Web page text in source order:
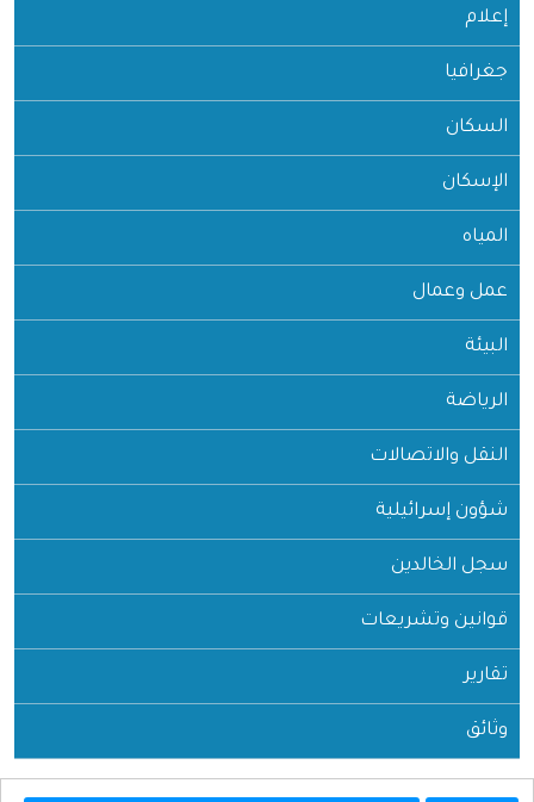
إعلام
جغرافيا
السكان
الإسكان
المياه
عمل وعمال
البيئة
الرياضة
النقل والاتصالات
شؤون إسرائيلية
سجل الخالدين
قوانين وتشريعات
تقارير
وثائق